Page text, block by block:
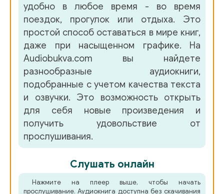
46 - 45 Джоди
47 - 46 Рената
48 - 47 Джоди
50 - 49 Пен
52 - 51 Пен
53 - 52 Джоди
54 - 53 Пен
55 - 54 Рената
удобно в любое время - во время
поездок, прогулок или отдыха. Это
простой способ оставаться в мире книг,
даже при насыщенном графике. На
Audiobukva.com вы найдете
разнообразные аудиокниги,
подобранные с учетом качества текста
и озвучки. Это возможность открыть
для себя новые произведения и
получить удовольствие от
прослушивания.
Слушать онлайн
Нажмите на плеер выше, чтобы начать
прослушивание. Аудиокнига доступна без скачивания